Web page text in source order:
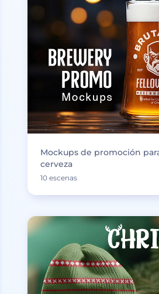
Mockups de promoción
cerveza
10 escenas